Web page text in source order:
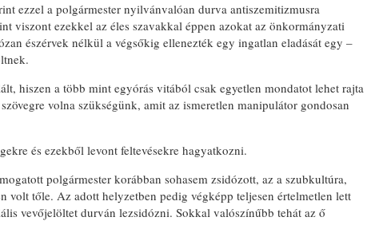
ezzel a polgármester nyilvánvalóan durva antiszemitizmusra
viszont ezekkel az éles szavakkal éppen azokat az önkormányzati
észérvek nélkül a végsőkig ellenezték egy ingatlan eladását egy –
hiszen a több mint egyórás vitából csak egyetlen mondatot lehet rajta
volna szükségünk, amit az ismeretlen manipulátor gondosan
és ezekből levont feltevésekre hagyatkozni.
polgármester korábban sohasem zsidózott, az a szubkultúra,
volt tőle. Az adott helyzetben pedig végképp teljesen értelmetlen lett
vevőjelöltet durván lezsidózni. Sokkal valószínűbb tehát az ő